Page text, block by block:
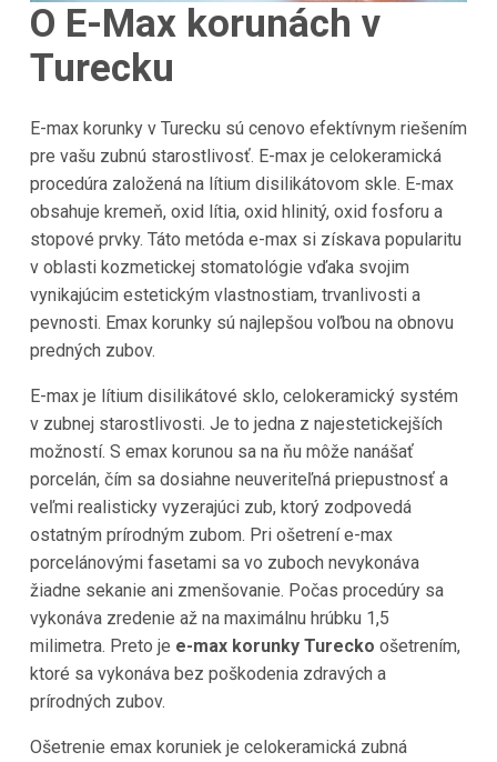
O E-Max korunách v
Turecku
E-max korunky v Turecku sú cenovo efektívnym riešením
pre vašu zubnú starostlivosť. E-max je celokeramická
procedúra založená na lítium disilikátovom skle. E-max
obsahuje kremeň, oxid lítia, oxid hlinitý, oxid fosforu a
stopové prvky. Táto metóda e-max si získava popularitu
v oblasti kozmetickej stomatológie vďaka svojim
vynikajúcim estetickým vlastnostiam, trvanlivosti a
pevnosti. Emax korunky sú najlepšou voľbou na obnovu
predných zubov.
E-max je lítium disilikátové sklo, celokeramický systém
v zubnej starostlivosti. Je to jedna z najestetickejších
možností. S emax korunou sa na ňu môže nanášať
porcelán, čím sa dosiahne neuveriteľná priepustnosť a
veľmi realisticky vyzerajúci zub, ktorý zodpovedá
ostatným prírodným zubom. Pri ošetrení e-max
porcelánovými fasetami sa vo zuboch nevykonáva
žiadne sekanie ani zmenšovanie. Počas procedúry sa
vykonáva zredenie až na maximálnu hrúbku 1,5
milimetra. Preto je e-max korunky Turecko ošetrením,
ktoré sa vykonáva bez poškodenia zdravých a
prírodných zubov.
Ošetrenie emax koruniek je celokeramická zubná